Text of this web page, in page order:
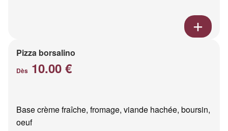
Pizza borsalino
Dès 10.00 €
Base crème fraîche, fromage, viande hachée, boursin,
oeuf